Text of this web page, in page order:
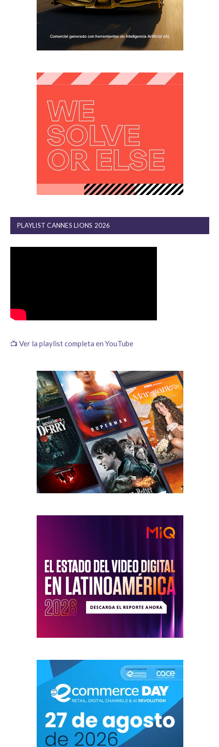
PLAYLIST CANNES LIONS 2026
📺 Ver la playlist completa en YouTube